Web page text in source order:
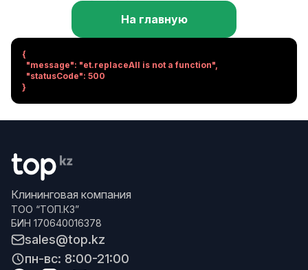
На главную
{
}
Клининговая компания
ТОО “ТОП.КЗ”
БИН 170640016378
sales@top.kz
пн-вс: 8:00-21:00